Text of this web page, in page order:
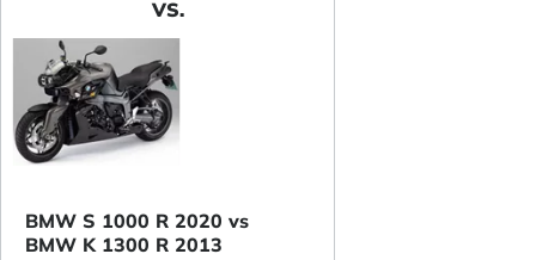
VS.
BMW S 1000 R 2020 vs
BMW K 1300 R 2013